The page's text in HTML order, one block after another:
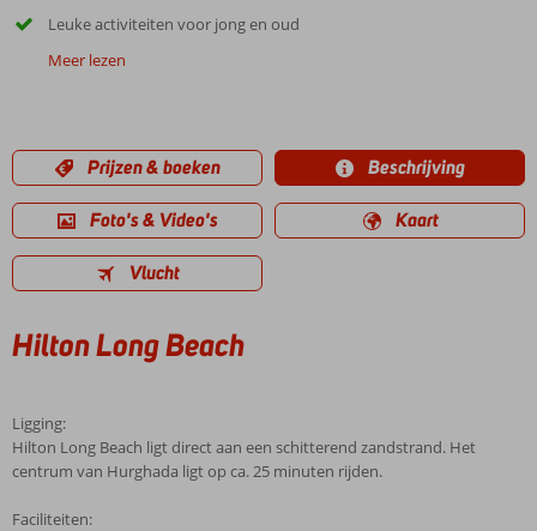
Leuke activiteiten voor jong en oud
Meer lezen
Prijzen & boeken Beschrijving
Foto's & Video's Kaart
Vlucht
Hilton Long Beach
Ligging:
Hilton Long Beach ligt direct aan een schitterend zandstrand. Het
centrum van Hurghada ligt op ca. 25 minuten rijden.
Faciliteiten: